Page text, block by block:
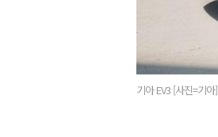
기아 EV3 [사진=기아]